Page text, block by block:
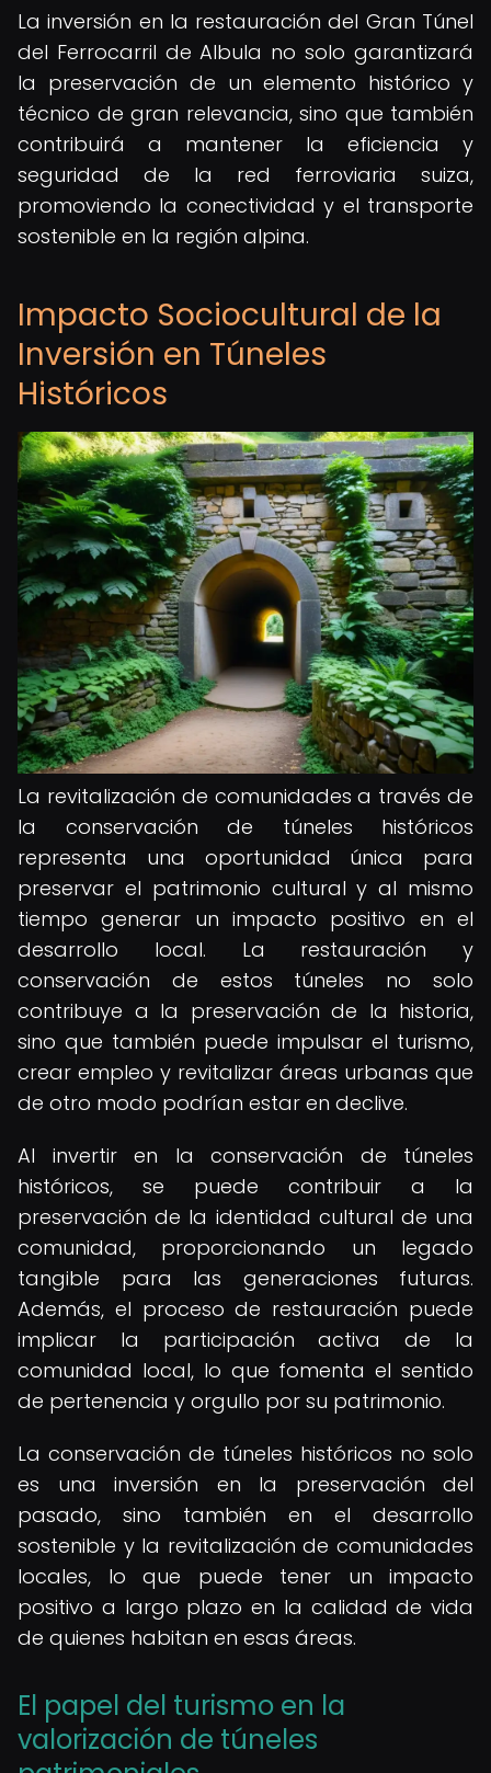
La inversión en la restauración del Gran Túnel
del Ferrocarril de Albula no solo garantizará
la preservación de un elemento histórico y
técnico de gran relevancia, sino que también
contribuirá a mantener la eficiencia y
seguridad de la red ferroviaria suiza,
promoviendo la conectividad y el transporte
sostenible en la región alpina.
Impacto Sociocultural de la
Inversión en Túneles
Históricos
La revitalización de comunidades a través de
la conservación de túneles históricos
representa una oportunidad única para
preservar el patrimonio cultural y al mismo
tiempo generar un impacto positivo en el
desarrollo local. La restauración y
conservación de estos túneles no solo
contribuye a la preservación de la historia,
sino que también puede impulsar el turismo,
crear empleo y revitalizar áreas urbanas que
de otro modo podrían estar en declive.
Al invertir en la conservación de túneles
históricos, se puede contribuir a la
preservación de la identidad cultural de una
comunidad, proporcionando un legado
tangible para las generaciones futuras.
Además, el proceso de restauración puede
implicar la participación activa de la
comunidad local, lo que fomenta el sentido
de pertenencia y orgullo por su patrimonio.
La conservación de túneles históricos no solo
es una inversión en la preservación del
pasado, sino también en el desarrollo
sostenible y la revitalización de comunidades
locales, lo que puede tener un impacto
positivo a largo plazo en la calidad de vida
de quienes habitan en esas áreas.
El papel del turismo en la
valorización de túneles